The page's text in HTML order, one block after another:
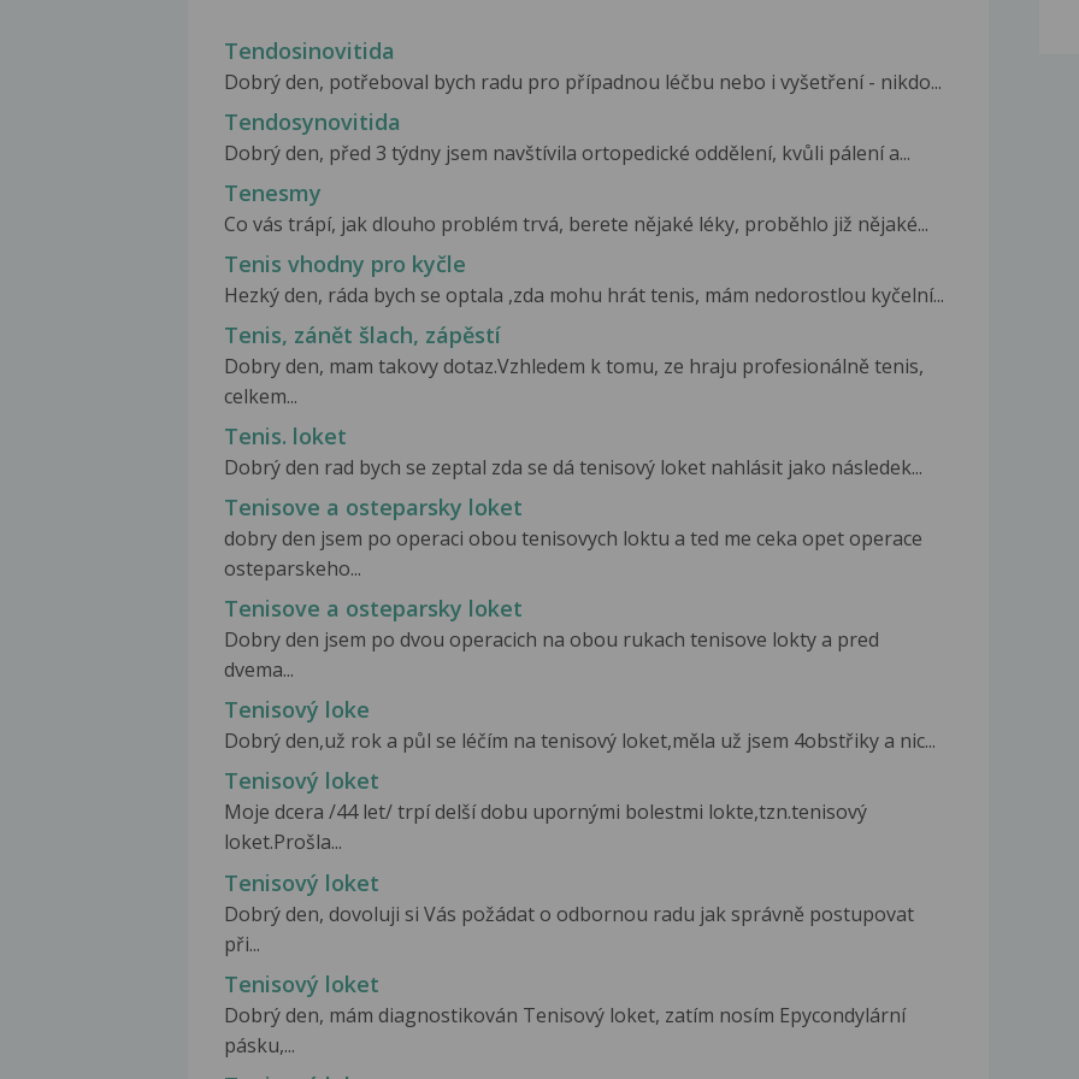
Tendosinovitida
Dobrý den, potřeboval bych radu pro případnou léčbu nebo i vyšetření - nikdo...
Tendosynovitida
Dobrý den, před 3 týdny jsem navštívila ortopedické oddělení, kvůli pálení a...
Tenesmy
Co vás trápí, jak dlouho problém trvá, berete nějaké léky, proběhlo již nějaké...
Tenis vhodny pro kyčle
Hezký den, ráda bych se optala ,zda mohu hrát tenis, mám nedorostlou kyčelní...
Tenis, zánět šlach, zápěstí
Dobry den, mam takovy dotaz.Vzhledem k tomu, ze hraju profesionálně tenis,
celkem...
Tenis. loket
Dobrý den rad bych se zeptal zda se dá tenisový loket nahlásit jako následek...
Tenisove a osteparsky loket
dobry den jsem po operaci obou tenisovych loktu a ted me ceka opet operace
osteparskeho...
Tenisove a osteparsky loket
Dobry den jsem po dvou operacich na obou rukach tenisove lokty a pred
dvema...
Tenisový loke
Dobrý den,už rok a půl se léčím na tenisový loket,měla už jsem 4obstřiky a nic...
Tenisový loket
Moje dcera /44 let/ trpí delší dobu upornými bolestmi lokte,tzn.tenisový
loket.Prošla...
Tenisový loket
Dobrý den, dovoluji si Vás požádat o odbornou radu jak správně postupovat
při...
Tenisový loket
Dobrý den, mám diagnostikován Tenisový loket, zatím nosím Epycondylární
pásku,...